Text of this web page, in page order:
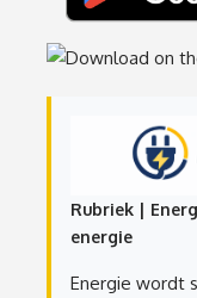
Rubriek |
energie
Energie wordt